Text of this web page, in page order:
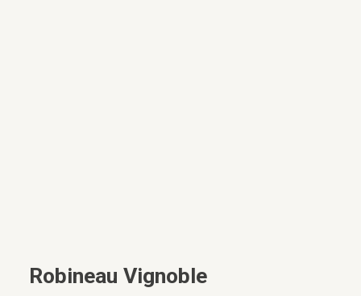
Robineau Vignoble